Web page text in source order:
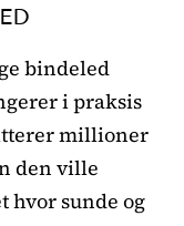
bindeled
i praksis
millioner
den ville
hvor sunde og